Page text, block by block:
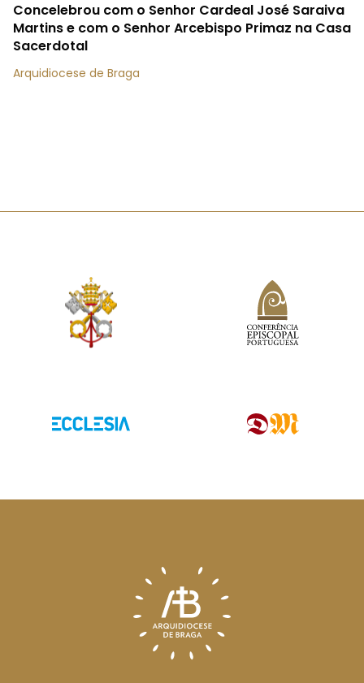
Concelebrou com o Senhor Cardeal José Saraiva
Martins e com o Senhor Arcebispo Primaz na Casa
Sacerdotal
Arquidiocese de Braga